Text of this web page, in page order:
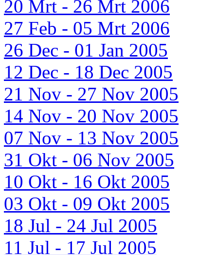
20 Mrt - 26 Mrt 2006
27 Feb - 05 Mrt 2006
26 Dec - 01 Jan 2005
12 Dec - 18 Dec 2005
21 Nov - 27 Nov 2005
14 Nov - 20 Nov 2005
07 Nov - 13 Nov 2005
31 Okt - 06 Nov 2005
10 Okt - 16 Okt 2005
03 Okt - 09 Okt 2005
18 Jul - 24 Jul 2005
11 Jul - 17 Jul 2005